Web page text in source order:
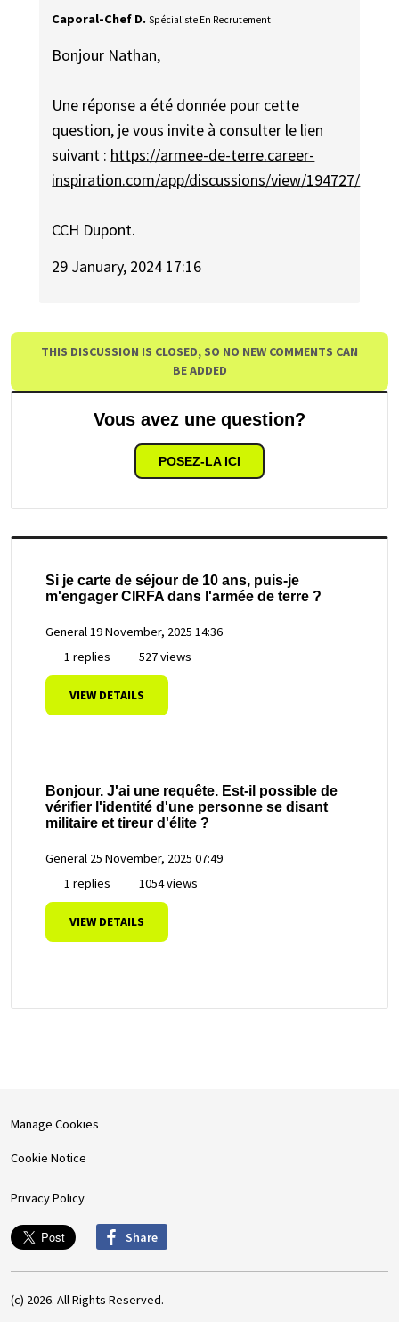
Caporal-Chef D. Spécialiste En Recrutement
Bonjour Nathan,
Une réponse a été donnée pour cette
question, je vous invite à consulter le lien
suivant : https://armee-de-terre.career-
inspiration.com/app/discussions/view/194727/
CCH Dupont.
29 January, 2024 17:16
THIS DISCUSSION IS CLOSED, SO NO NEW COMMENTS CAN
BE ADDED
Vous avez une question?
POSEZ-LA ICI
Si je carte de séjour de 10 ans, puis-je
m'engager CIRFA dans l'armée de terre ?
General19 November, 2025 14:36
1 replies
527 views
VIEW DETAILS
Bonjour. J'ai une requête. Est-il possible de
vérifier l'identité d'une personne se disant
militaire et tireur d'élite ?
General 25 November, 2025 07:49
1 replies
1054 views
VIEW DETAILS
Manage Cookies
Cookie Notice
Privacy Policy
Share
(c) 2026. All Rights Reserved.